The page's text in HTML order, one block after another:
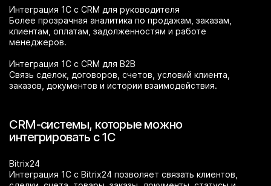
Интеграция 1С с CRM для руководителя
Более прозрачная аналитика по продажам, заказам,
клиентам, оплатам, задолженностям и работе
менеджеров.
Интеграция 1С с CRM для B2B
Связь сделок, договоров, счетов, условий клиента,
заказов, документов и истории взаимодействия.
CRM-системы, которые можно
интегрировать с 1С
Bitrix24
Интеграция 1С с Bitrix24 позволяет связать клиентов,